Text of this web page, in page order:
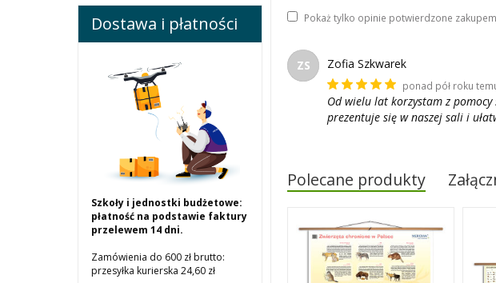
Pokaż tylko opinie potwierdzone zakupem
ZS Zofia Szkwarek
ponad pół roku
Od wielu lat korzystam z
prezentuje się w naszej sali i
Polecane produkty
Dostawa i płatności
Szkoły i jednostki budżetowe:
płatność na podstawie faktury
przelewem 14 dni.
Zamówienia do 600 zł brutto:
przesyłka kurierska 24,60 zł